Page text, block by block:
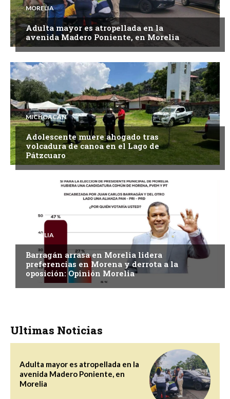
MORELIA
Adulta mayor es atropellada en la
avenida Madero Poniente, en Morelia
MICHOACÁN
Adolescente muere ahogado tras
volcadura de canoa en el Lago de
Pátzcuaro
MORELIA
Barragán arrasa en Morelia lidera
preferencias en Morena y derrota a la
oposición: Opinión Morelia
Ultimas Noticias
Adulta mayor es atropellada en la
avenida Madero Poniente, en
Morelia